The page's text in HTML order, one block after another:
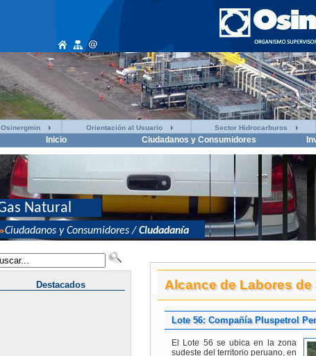
Osinergmin Orientación al Usuario Sector Hidrocarburos
Inicio Ciudadanos y Consumidores